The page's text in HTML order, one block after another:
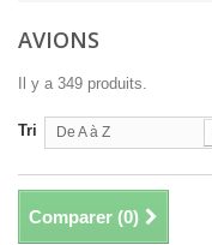
AVIONS
Il y a 349 produits.
Tri De A à Z
Comparer (0)